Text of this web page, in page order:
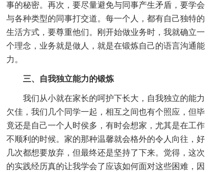
事的秘密。再次，要尽量避免与同事产生矛盾，要学会
与各种类型的同事打交道。每一个人，都有自己独特的
生活方式，要尊重他们。刚开始做业务时，我就确立一
个理念，业务就是做人，就是在锻炼自己的语言沟通能
力。
三、自我独立能力的锻炼
我们从小就在家长的呵护下长大，自我独立的能力
欠佳，我们几个同学一起，相互之间也有个照应，但毕
竟还是自己一个人时侯多，有时会想家，尤其是在工作
不顺利的时候。家的那种温馨就会格外的令人向往，好
几次都想要放弃，但最终还是坚持了下来。觉得，这次
的实践经历真的让我学会了应该如何面对这些困难，因